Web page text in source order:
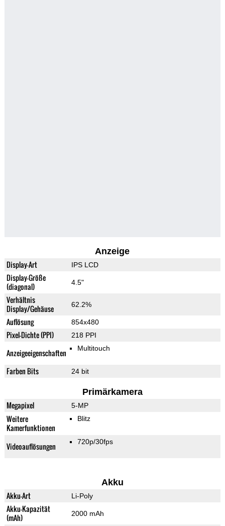
Anzeige
Display-Art IPS LCD
Display-Größe
(diagonal)
4.5"
Verhältnis
Display/Gehäuse
62.2%
Auflösung 854x480
Pixel-Dichte (PPI) 218 PPI
Anzeigeeigenschaften Multitouch
Farben Bits 24 bit
Primärkamera
Megapixel 5-MP
Weitere
Kamerfunktionen
Blitz
Videoauflösungen 720p/30fps
Akku
Akku-Art Li-Poly
Akku-Kapazität
(mAh)
2000 mAh